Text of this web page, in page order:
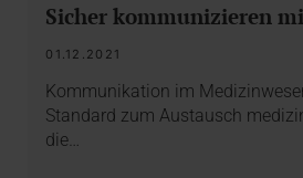
Sicher kommunizieren
01.12.2021
Kommunikation im
Standard zum Austausch
die…